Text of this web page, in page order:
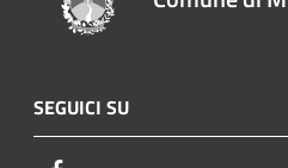
SEGUICI SU